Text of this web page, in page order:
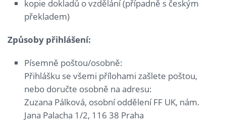
kopie dokladů o vzdělání (případně s českým
překladem)
Způsoby přihlášení:
Písemně poštou/osobně:
Přihlášku se všemi přílohami zašlete poštou,
nebo doručte osobně na adresu:
Zuzana Pálková, osobní oddělení FF UK, nám.
Jana Palacha 1/2, 116 38 Praha